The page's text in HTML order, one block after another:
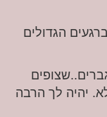
הגדולים
יהיה לך הרבה